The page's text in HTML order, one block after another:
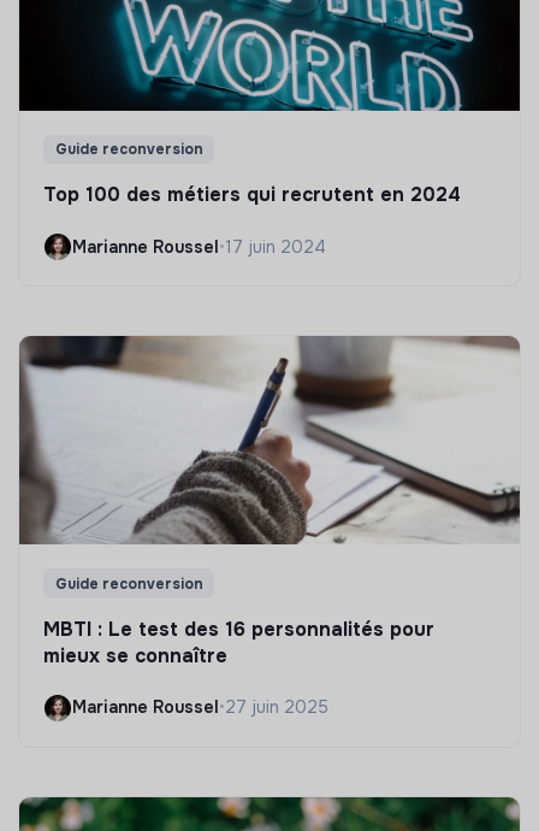
Guide reconversion
Top 100 des métiers qui recrutent en 2024
Marianne Roussel•17 juin 2024
Guide reconversion
MBTI : Le test des 16 personnalités pour
mieux se connaître
Marianne Roussel•27 juin 2025